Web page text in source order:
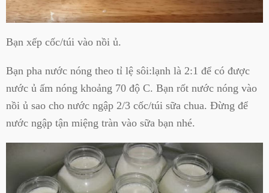
Bạn xếp cốc/túi vào nồi ủ.
Bạn pha nước nóng theo tỉ lệ sôi:lạnh là 2:1 để có được
nước ủ ấm nóng khoảng 70 độ C. Bạn rốt nước nóng vào
nồi ủ sao cho nước ngập 2/3 cốc/túi sữa chua. Đừng để
nước ngập tận miệng tràn vào sữa bạn nhé.